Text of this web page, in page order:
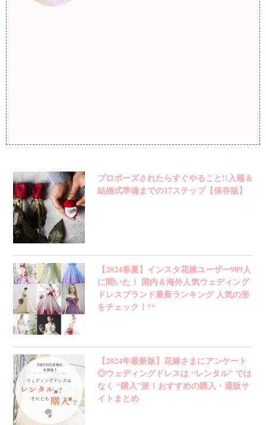
プロポーズされたらすぐやること!!入籍＆
結婚式準備までの17ステップ【保存版】
【2024春夏】インスタ花嫁ユーザー989人
に聞いた！ 国内＆海外人気ウェディング
ドレスブランド最新ランキング 人気の形
をチェック！**
【2024年最新版】花嫁さまにアンケート
◎ウェディングドレスは “レンタル” では
なく “購入”派！おすすめの購入・通販サ
イトまとめ